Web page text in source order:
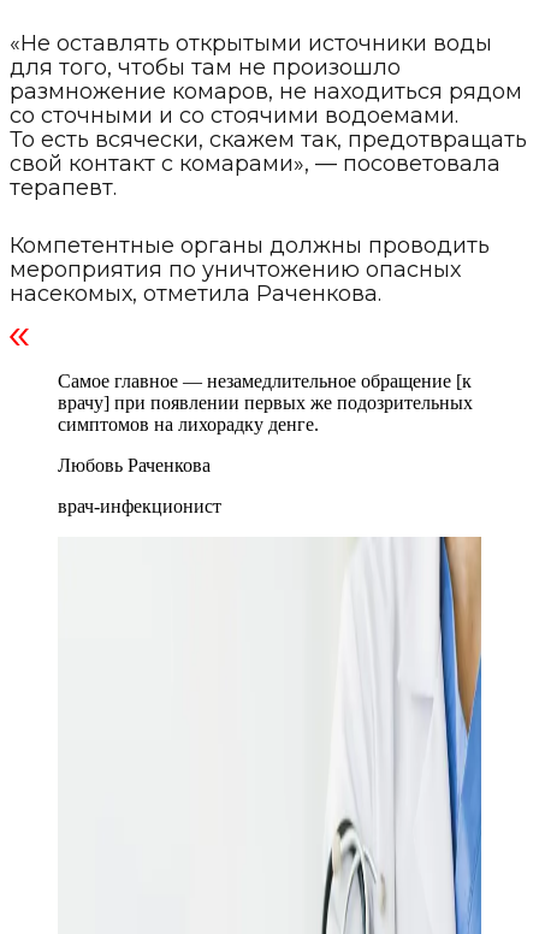
«Не оставлять открытыми источники воды
для того, чтобы там не произошло
размножение комаров, не находиться рядом
со сточными и со стоячими водоемами.
То есть всячески, скажем так, предотвращать
свой контакт с комарами», — посоветовала
терапевт.
Компетентные органы должны проводить
мероприятия по уничтожению опасных
насекомых, отметила Раченкова.
Самое главное — незамедлительное обращение [к
врачу] при появлении первых же подозрительных
симптомов на лихорадку денге.
Любовь Раченкова
врач-инфекционист